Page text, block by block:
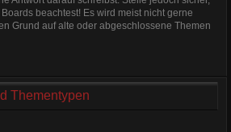
beachtest! Es wird meist nicht gerne
Grund auf alte oder abgeschlossene Themen
Thementypen